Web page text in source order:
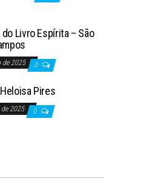
do Livro Espírita – São
de 2025 0
Pires
de 2025 0